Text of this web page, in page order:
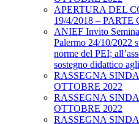
APERTURA DEL
19/4/2018 – PARTE
ANIEF Invito
Palermo 24/10/2022
norme del PEI;
sostegno didattico
RASSEGNA
OTTOBRE 2022
RASSEGNA
OTTOBRE 2022
RASSEGNA